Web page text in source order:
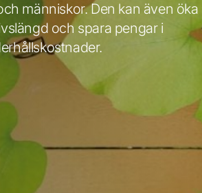
människor. Den kan även öka
och spara pengar i